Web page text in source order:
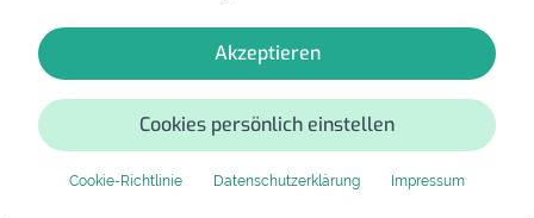
Akzeptieren
Cookies persönlich einstellen
Cookie-Richtlinie Datenschutzerklärung Impressum
Spenden
Spende Dein Gerät über
handysfuerdieumwelt.de
für einen guten Zweck.